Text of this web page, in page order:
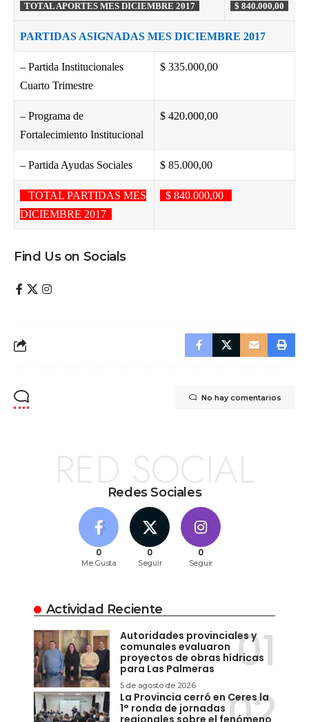
TOTAL APORTES MES DICIEMBRE 2017 $ 840.000,00
PARTIDAS ASIGNADAS MES DICIEMBRE 2017
– Partida Institucionales
Cuarto Trimestre
$ 335.000,00
– Programa de
Fortalecimiento Institucional
$ 420.000,00
– Partida Ayudas Sociales $ 85.000,00
TOTAL PARTIDAS MES
DICIEMBRE 2017
$ 840.000,00
Find Us on Socials
No hay comentarios
Redes Sociales
RED SOCIAL
0
Me Gusta
0
Seguir
0
Seguir
Actividad Reciente
Autoridades provinciales y
comunales evaluaron
proyectos de obras hídricas
para Las Palmeras
5 de agosto de 2026
La Provincia cerró en Ceres la
1° ronda de jornadas
regionales sobre el fenómeno